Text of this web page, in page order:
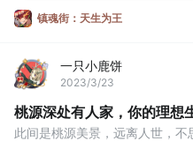
镇魂街：天生为王
一只小鹿饼
2023/3/23
桃源深处有人家，你的理想
此间是桃源美景，远离人世，